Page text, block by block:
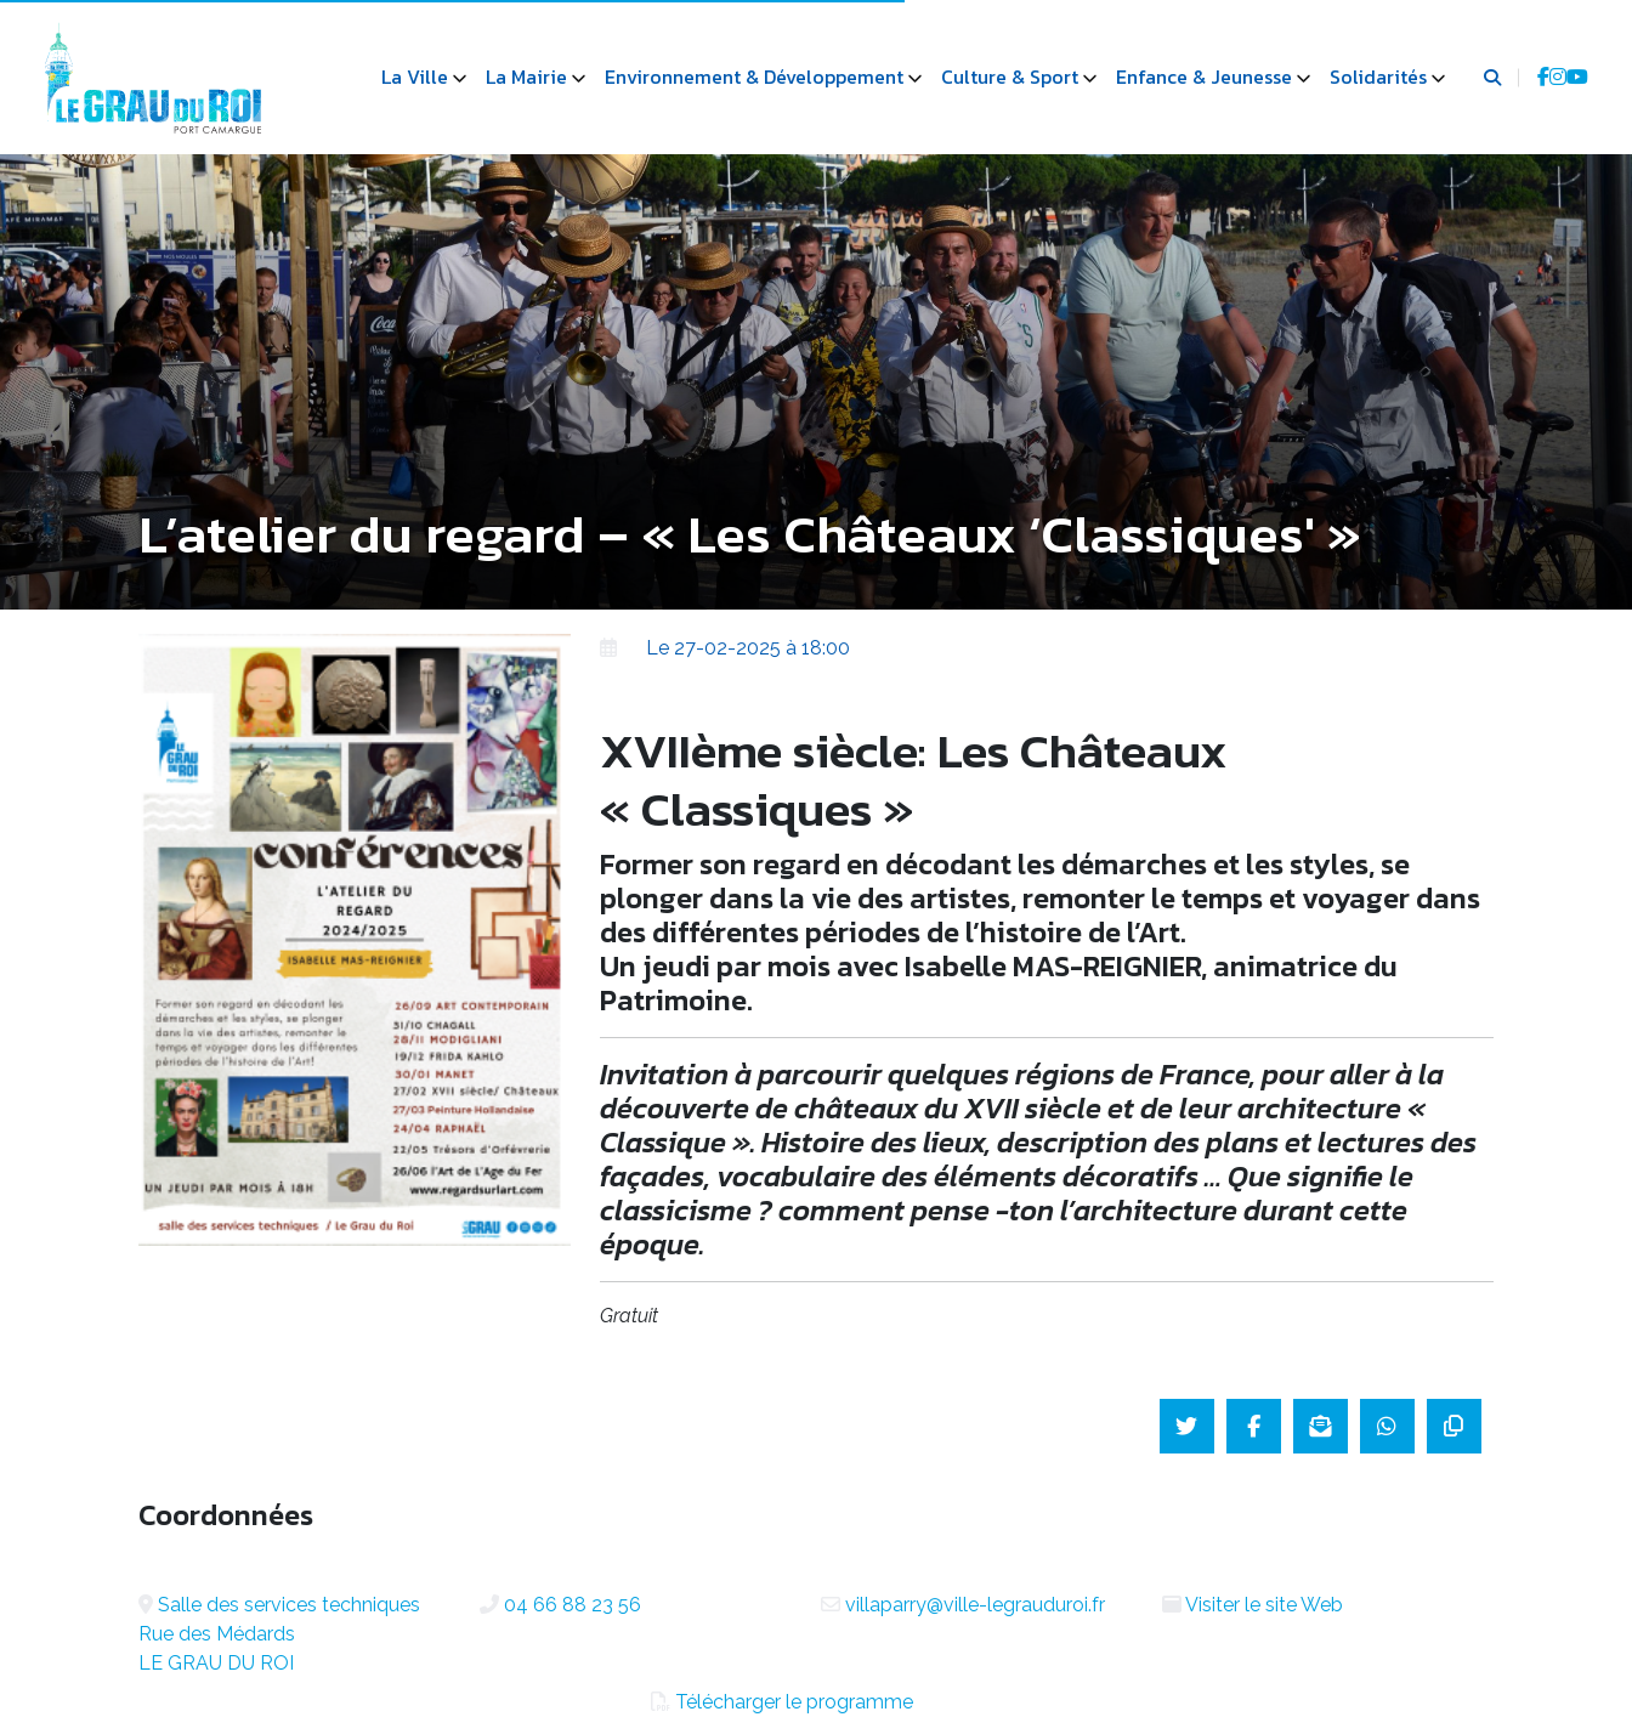
La Ville La Mairie Environnement & Développement Culture & Sport Enfance & Jeunesse Solidarités
L’atelier du regard – « Les Châteaux ‘Classiques' »
Le 27-02-2025 à 18:00
XVIIème siècle: Les Châteaux
« Classiques »
Former son regard en décodant les démarches et les styles, se
plonger dans la vie des artistes, remonter le temps et voyager dans
des différentes périodes de l’histoire de l’Art.
Un jeudi par mois avec Isabelle MAS-REIGNIER, animatrice du
Patrimoine.
Invitation à parcourir quelques régions de France, pour aller à la
découverte de châteaux du XVII siècle et de leur architecture «
Classique ». Histoire des lieux, description des plans et lectures des
façades, vocabulaire des éléments décoratifs … Que signifie le
classicisme ? comment pense -ton l’architecture durant cette
époque.
Gratuit
Coordonnées
Salle des services techniques
Rue des Médards
LE GRAU DU ROI
04 66 88 23 56 villaparry@ville-legrauduroi.fr Visiter le site Web
Télécharger le programme